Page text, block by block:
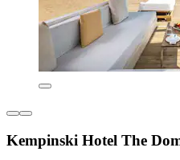
Kempinski Hotel The